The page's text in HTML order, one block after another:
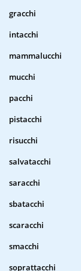
gracchi
intacchi
mammalucchi
mucchi
pacchi
pistacchi
risucchi
salvatacchi
saracchi
sbatacchi
scaracchi
smacchi
soprattacchi